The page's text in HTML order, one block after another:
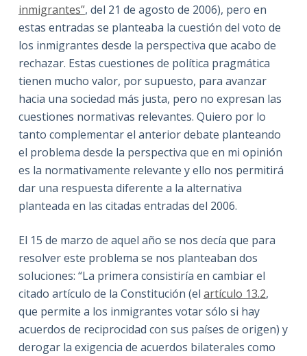
inmigrantes”, del 21 de agosto de 2006), pero en
estas entradas se planteaba la cuestión del voto de
los inmigrantes desde la perspectiva que acabo de
rechazar. Estas cuestiones de política pragmática
tienen mucho valor, por supuesto, para avanzar
hacia una sociedad más justa, pero no expresan las
cuestiones normativas relevantes. Quiero por lo
tanto complementar el anterior debate planteando
el problema desde la perspectiva que en mi opinión
es la normativamente relevante y ello nos permitirá
dar una respuesta diferente a la alternativa
planteada en las citadas entradas del 2006.
El 15 de marzo de aquel año se nos decía que para
resolver este problema se nos planteaban dos
soluciones: “La primera consistiría en cambiar el
citado artículo de la Constitución (el artículo 13.2,
que permite a los inmigrantes votar sólo si hay
acuerdos de reciprocidad con sus países de origen) y
derogar la exigencia de acuerdos bilaterales como